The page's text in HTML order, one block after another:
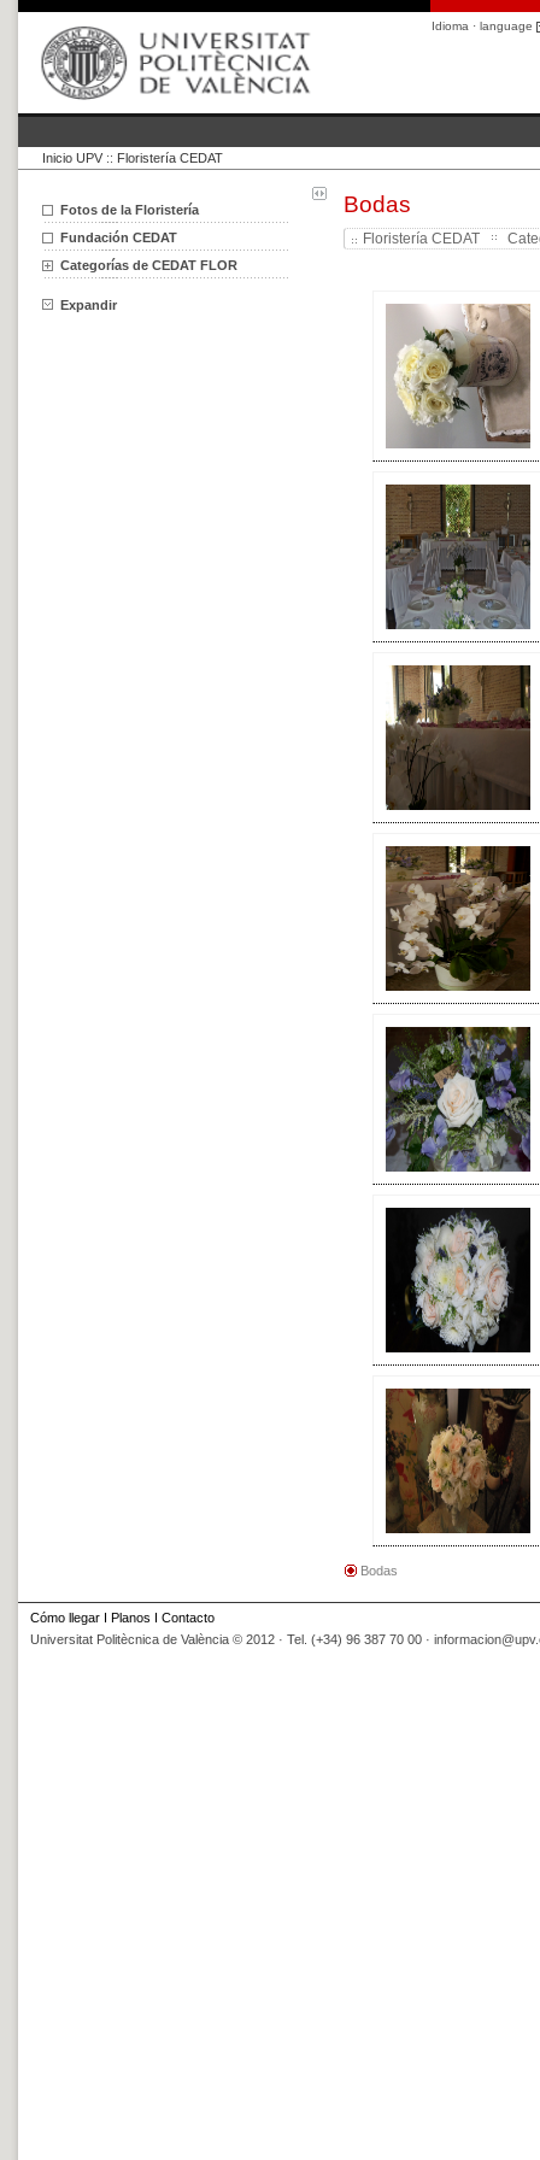
Idioma · language
Inicio UPV :: Floristería CEDAT
Fotos de la Floristería
Fundación CEDAT
Categorías de CEDAT FLOR
Expandir
Bodas
Floristería CEDAT
Bodas
Cómo llegar I Planos I Contacto
Universitat Politècnica de València © 2012 · Tel. (+34) 96 387 70 00 ·